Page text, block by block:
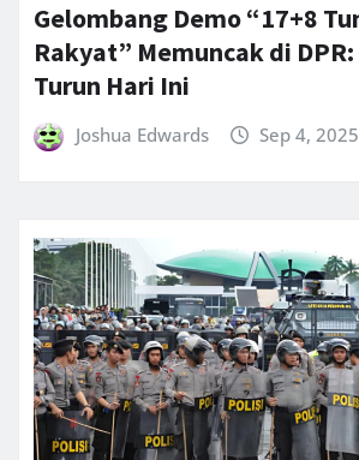
Gelombang Demo “17+8
Rakyat” Memuncak di DPR:
Turun Hari Ini
Joshua Edwards Sep 4, 2025